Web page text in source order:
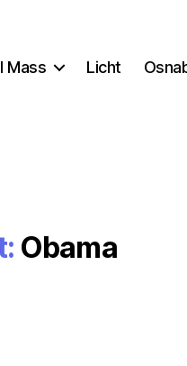
Mass Licht
Obama